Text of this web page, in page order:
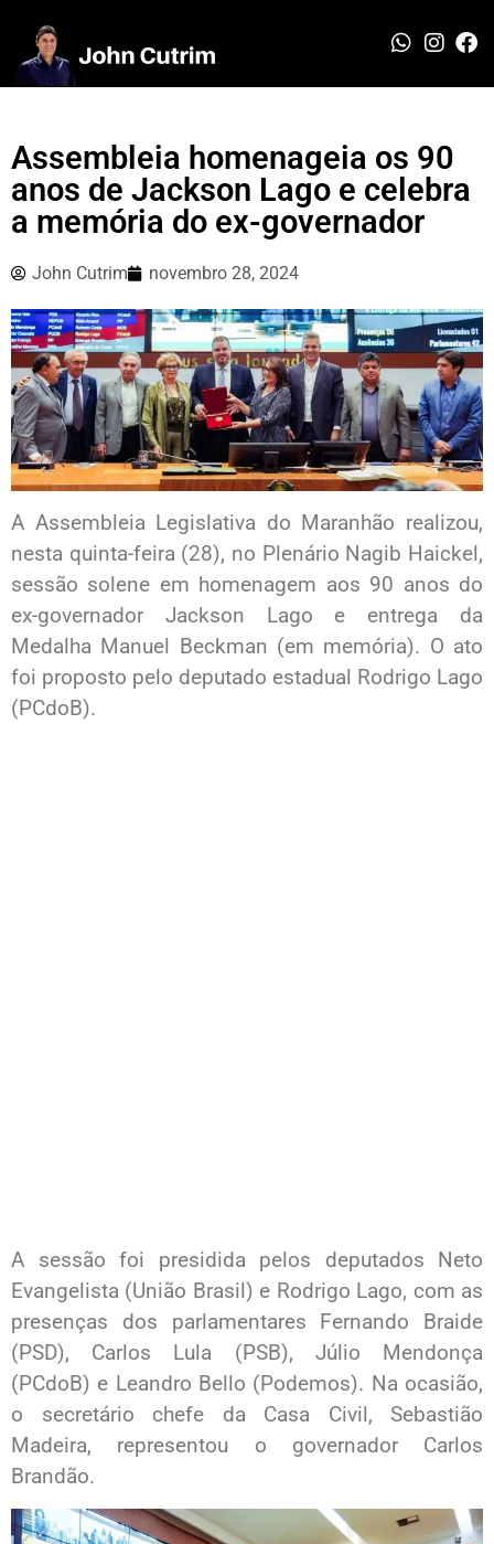
Assembleia homenageia os 90
anos de Jackson Lago e celebra
a memória do ex-governador
John Cutrim novembro 28, 2024
A Assembleia Legislativa do Maranhão realizou,
nesta quinta-feira (28), no Plenário Nagib Haickel,
sessão solene em homenagem aos 90 anos do
ex-governador Jackson Lago e entrega da
Medalha Manuel Beckman (em memória). O ato
foi proposto pelo deputado estadual Rodrigo Lago
(PCdoB).
A sessão foi presidida pelos deputados Neto
Evangelista (União Brasil) e Rodrigo Lago, com as
presenças dos parlamentares Fernando Braide
(PSD), Carlos Lula (PSB), Júlio Mendonça
(PCdoB) e Leandro Bello (Podemos). Na ocasião,
o secretário chefe da Casa Civil, Sebastião
Madeira, representou o governador Carlos
Brandão.